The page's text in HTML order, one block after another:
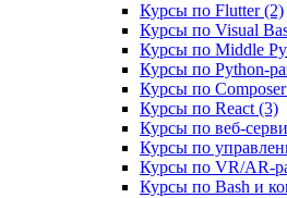
Курсы по Flutter (2)
Курсы по Visual
Курсы по Middle
Курсы по Python-
Курсы по
Курсы по React (3)
Курсы по
Курсы по
Курсы по VR/
Курсы по Bash и